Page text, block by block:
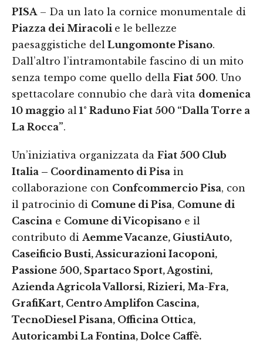
PISA– Da un lato la cornice monumentale di
Piazza dei Miracoli e le bellezze
paesaggistiche del Lungomonte Pisano.
Dall’altro l’intramontabile fascino di un mito
senza tempo come quello della Fiat 500. Uno
spettacolare connubio che darà vita domenica
10 maggio al 1° Raduno Fiat 500 “Dalla Torre a
La Rocca”.
Un’iniziativa organizzata da Fiat 500 Club
Italia – Coordinamento di Pisa in
collaborazione con Confcommercio Pisa, con
il patrocinio di Comune di Pisa, Comune di
Cascina e Comune di Vicopisano e il
contributo di Aemme Vacanze, GiustiAuto,
Caseificio Busti, Assicurazioni Iacoponi,
Passione 500, Spartaco Sport, Agostini,
Azienda Agricola Vallorsi, Rizieri, Ma-Fra,
GrafiKart, Centro Amplifon Cascina,
TecnoDiesel Pisana, Officina Ottica,
Autoricambi La Fontina, Dolce Caffè.